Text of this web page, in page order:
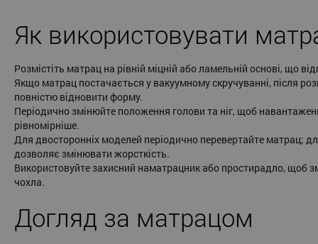
Як використовувати
Розмістіть матрац на рівній міцній або ламельній основі, що
Якщо матрац постачається у вакуумному скручуванні, після
повністю відновити форму.
Періодично змінюйте положення голови та ніг, щоб
рівномірніше.
Для двосторонніх моделей періодично перевертайте матрац;
дозволяє змінювати жорсткість.
Використовуйте захисний наматрацник або простирадло, щоб
чохла.
Догляд за матрацом